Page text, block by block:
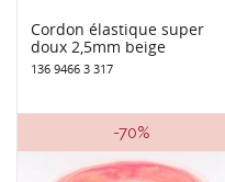
Cordon élastique super
doux 2,5mm beige
136 9466 3 317
-70%